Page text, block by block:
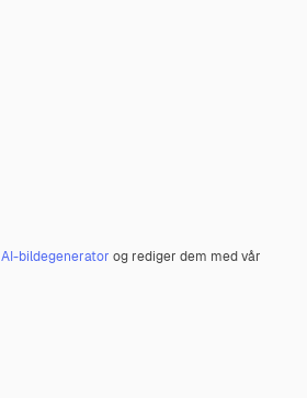
AI-bildegenerator og rediger dem med vår